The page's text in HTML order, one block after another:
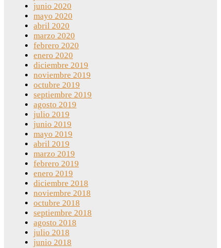
junio 2020
mayo 2020
abril 2020
marzo 2020
febrero 2020
enero 2020
diciembre 2019
noviembre 2019
octubre 2019
septiembre 2019
agosto 2019
julio 2019
junio 2019
mayo 2019
abril 2019
marzo 2019
febrero 2019
enero 2019
diciembre 2018
noviembre 2018
octubre 2018
septiembre 2018
agosto 2018
julio 2018
junio 2018